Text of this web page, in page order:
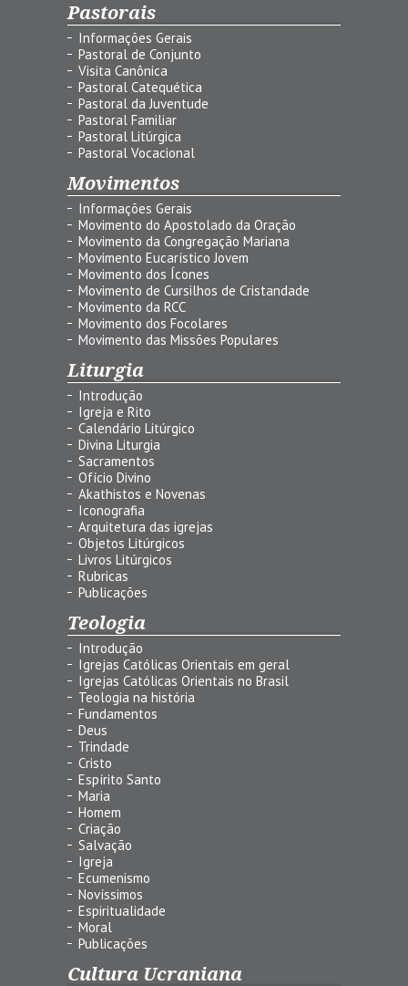
Pastorais
Informações Gerais
Pastoral de Conjunto
Visita Canônica
Pastoral Catequética
Pastoral da Juventude
Pastoral Familiar
Pastoral Litúrgica
Pastoral Vocacional
Movimentos
Informações Gerais
Movimento do Apostolado da Oração
Movimento da Congregação Mariana
Movimento Eucarístico Jovem
Movimento dos Ícones
Movimento de Cursilhos de Cristandade
Movimento da RCC
Movimento dos Focolares
Movimento das Missões Populares
Liturgia
Introdução
Igreja e Rito
Calendário Litúrgico
Divina Liturgia
Sacramentos
Ofício Divino
Akathistos e Novenas
Iconografia
Arquitetura das igrejas
Objetos Litúrgicos
Livros Litúrgicos
Rubricas
Publicações
Teologia
Introdução
Igrejas Católicas Orientais em geral
Igrejas Católicas Orientais no Brasil
Teologia na história
Fundamentos
Deus
Trindade
Cristo
Espírito Santo
Maria
Homem
Criação
Salvação
Igreja
Ecumenismo
Novíssimos
Espiritualidade
Moral
Publicações
Cultura Ucraniana